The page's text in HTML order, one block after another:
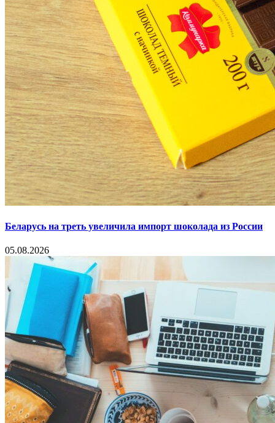
Беларусь на треть увеличила импорт шоколада из России
05.08.2026